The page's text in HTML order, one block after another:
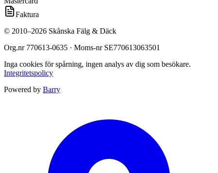
Faktura
© 2010–2026 Skånska Fälg & Däck
Org.nr 770613-0635 · Moms-nr SE770613063501
Inga cookies för spårning, ingen analys av dig som besökare.
Integritetspolicy
Powered by Barry